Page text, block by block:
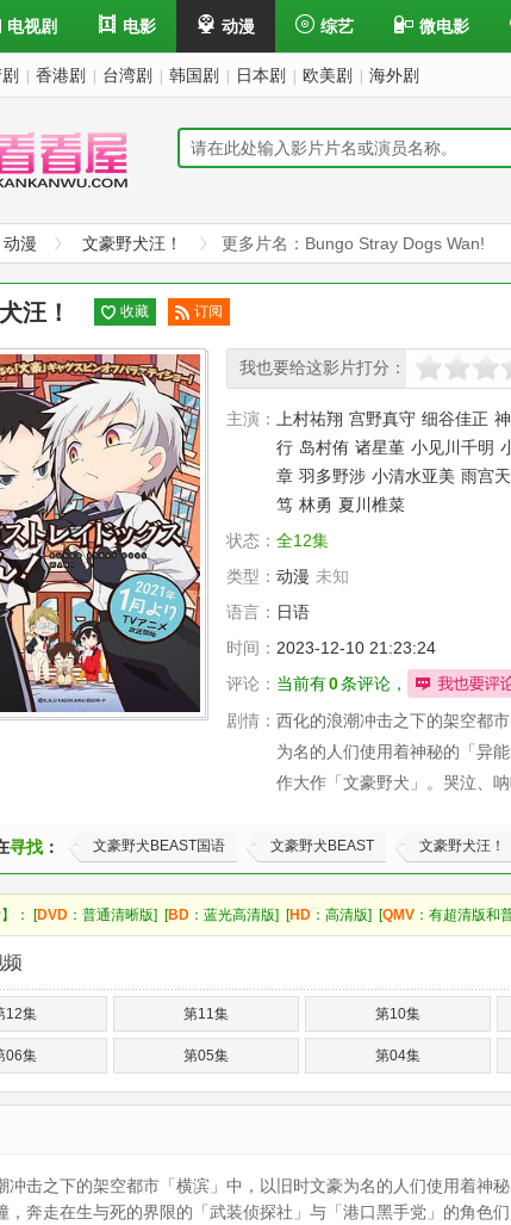
电视剧 电影 动漫 综艺 微电影
香港剧 台湾剧 韩国剧 日本剧 欧美剧 海外剧
动漫 文豪野犬汪！ 更多片名：Bungo Stray Dogs Wan!
汪！ 收藏
订阅
阅
我也要给这影片打分：
很差较差 还行推荐 力荐
主演： 上村祐翔 宫野真守 细谷佳正
行 岛村侑 诸星堇 小见川千明
章 羽多野涉 小清水亚美 雨宫天
笃 林勇 夏川椎菜
状态： 全12集
类型： 动漫 未知
语言： 日语
时间： 2023-12-10 21:23:24
评论： 当前有0条评论，
剧情： 西化的浪潮冲击之下的架空都
为名的人们使用着神秘的「异
作大作「文豪野犬」。哭泣、
寻找 ： 文豪野犬BEAST国语 文豪野犬BEAST 文豪野犬汪！
】： [DVD ：普通清晰版] [BD ：蓝光高清版] [HD ：高清版] [QMV ：有超清版和
12集 第11集 第10集
06集 第05集 第04集
冲击之下的架空都市「横滨」中，以旧时文豪为名的人们使用着神
，奔走在生与死的界限的「武装侦探社」与「港口黑手党」的角